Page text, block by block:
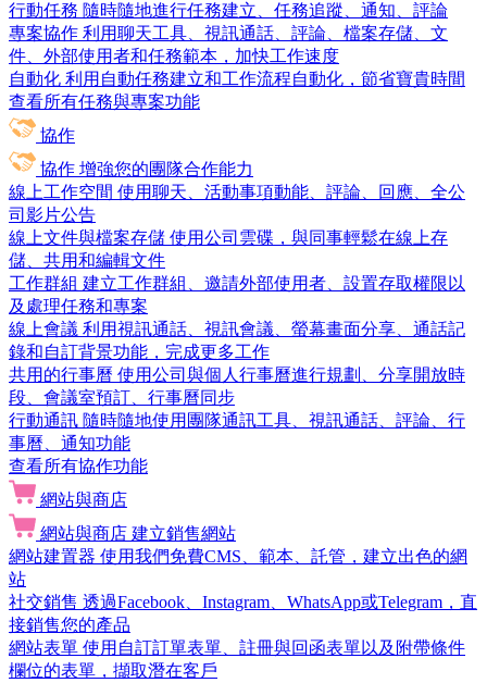
行動任務 隨時隨地進行任務建立、任務追蹤、通知、評論
專案協作 利用聊天工具、視訊通話、評論、檔案存儲、文
件、外部使用者和任務範本，加快工作速度
自動化 利用自動任務建立和工作流程自動化，節省寶貴時間
查看所有任務與專案功能
協作
協作 增強您的團隊合作能力
線上工作空間 使用聊天、活動事項動能、評論、回應、全公
司影片公告
線上文件與檔案存儲 使用公司雲碟，與同事輕鬆在線上存
儲、共用和編輯文件
工作群組 建立工作群組、邀請外部使用者、設置存取權限以
及處理任務和專案
線上會議 利用視訊通話、視訊會議、螢幕畫面分享、通話記
錄和自訂背景功能，完成更多工作
共用的行事曆 使用公司與個人行事曆進行規劃、分享開放時
段、會議室預訂、行事曆同步
行動通訊 隨時隨地使用團隊通訊工具、視訊通話、評論、行
事曆、通知功能
查看所有協作功能
網站與商店
網站與商店 建立銷售網站
網站建置器 使用我們免費CMS、範本、託管，建立出色的網
站
社交銷售 透過Facebook、Instagram、WhatsApp或Telegram，直
接銷售您的產品
網站表單 使用自訂訂單表單、註冊與回函表單以及附帶條件
欄位的表單，擷取潛在客戶